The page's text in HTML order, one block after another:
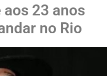
23 anos
no Rio